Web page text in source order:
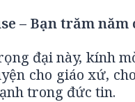
– Bạn trăm năm
đại này, kính
cho giáo xứ,
trong đức tin.